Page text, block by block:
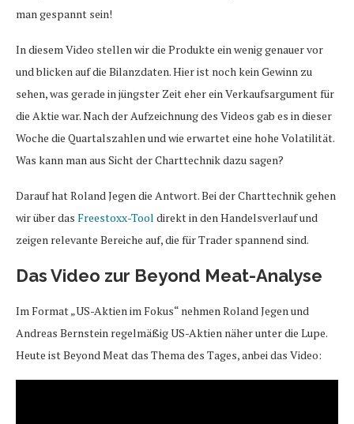
man gespannt sein!
In diesem Video stellen wir die Produkte ein wenig genauer vor
und blicken auf die Bilanzdaten. Hier ist noch kein Gewinn zu
sehen, was gerade in jüngster Zeit eher ein Verkaufsargument für
die Aktie war. Nach der Aufzeichnung des Videos gab es in dieser
Woche die Quartalszahlen und wie erwartet eine hohe Volatilität.
Was kann man aus Sicht der Charttechnik dazu sagen?
Darauf hat Roland Jegen die Antwort. Bei der Charttechnik gehen
wir über das Freestoxx-Tool direkt in den Handelsverlauf und
zeigen relevante Bereiche auf, die für Trader spannend sind.
Das Video zur Beyond Meat-Analyse
Im Format „US-Aktien im Fokus“ nehmen Roland Jegen und
Andreas Bernstein regelmäßig US-Aktien näher unter die Lupe.
Heute ist Beyond Meat das Thema des Tages, anbei das Video: